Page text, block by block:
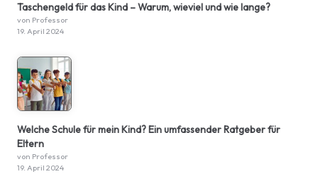
Taschengeld für das Kind – Warum, wieviel und wie lange?
von Professor
19. April 2024
Welche Schule für mein Kind? Ein umfassender Ratgeber für
Eltern
von Professor
19. April 2024